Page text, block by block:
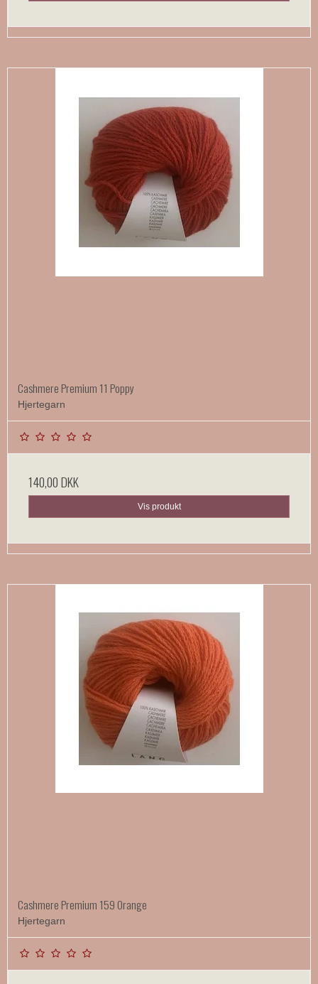
Cashmere Premium 11 Poppy
Hjertegarn
140,00 DKK
Vis produkt
Cashmere Premium 159 Orange
Hjertegarn